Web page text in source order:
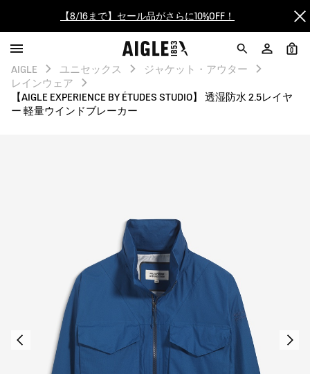
【最大50%OFF】FINAL SALEがスタート！
ログイン/会員登録で送料＆返品無料
AIGLE CLUB ポイントサービス終了のお知らせ
【8/16まで】セール品がさらに10%OFF！
0
AIGLE ユニセックス
ジャケット・アウター
レインウェア
【AIGLE EXPERIENCE BY ÉTUDES STUDIO】 透湿防水 2.5レイヤ
ー 軽量ウインドブレーカー